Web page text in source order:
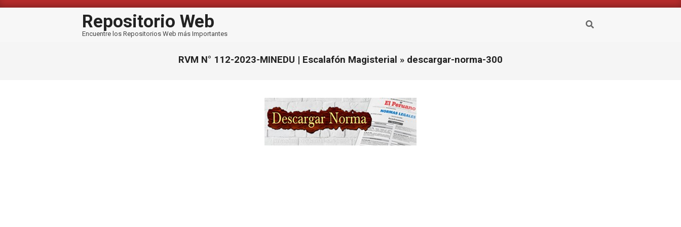
Repositorio Web
Encuentre los Repositorios Web más Importantes
Buscar
RVM N° 112-2023-MINEDU | Escalafón Magisterial » descargar-norma-300